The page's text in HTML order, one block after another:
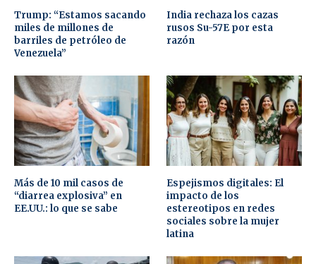
Trump: “Estamos sacando
miles de millones de
barriles de petróleo de
Venezuela”
India rechaza los cazas
rusos Su-57E por esta
razón
Más de 10 mil casos de
“diarrea explosiva” en
EE.UU.: lo que se sabe
Espejismos digitales: El
impacto de los
estereotipos en redes
sociales sobre la mujer
latina